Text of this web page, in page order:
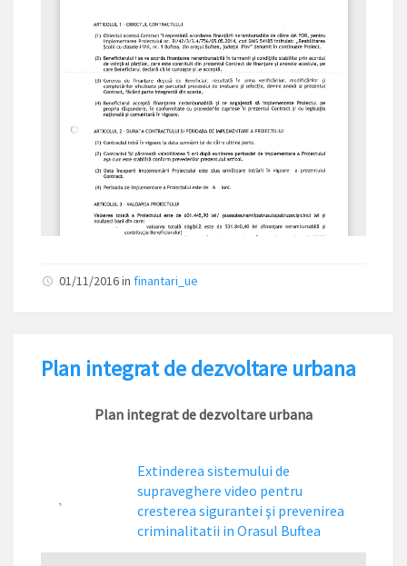
01/11/2016in finantari_ue
Plan integrat de dezvoltare urbana
Plan integrat de dezvoltare urbana
Extinderea sistemului de
supraveghere video pentru
cresterea sigurantei şi prevenirea
criminalitatii in Orasul Buftea